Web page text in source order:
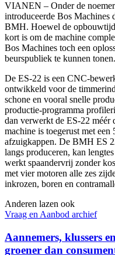
VIANEN – Onder de noemer
introduceerde Bos Machines
BMH. Hoewel de
kort is om de machine
Bos Machines toch een
beurspubliek te kunnen tonen.
De ES-22 is een CNC-
ontwikkeld voor de
schone en vooral snelle
productie-programma
dan verwerkt de ES-22 méér
machine is toegerust met een
afzuigkappen. De BMH ES
langs produceren, kan
werkt spaandervrij zonder
met vier motoren alle zes
inkrozen, boren en
Anderen lazen ook
Vraag en Aanbod archief
Aannemers, klussers
groener dan